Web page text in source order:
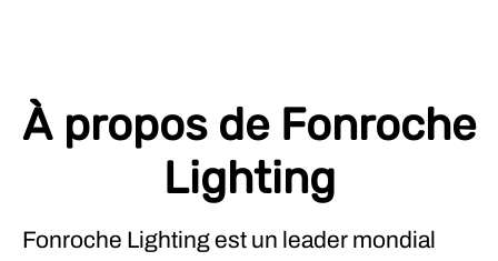
À propos de Fonroche
Lighting
Fonroche Lighting est un leader mondial